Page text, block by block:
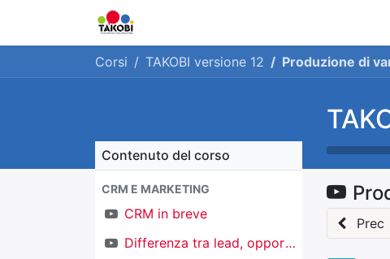
Corsi TAKOBI versione 12 Produzione di
Contenuto del corso
CRM E MARKETING
CRM in breve
Differenza tra lead, opportunità e contatti
Prec